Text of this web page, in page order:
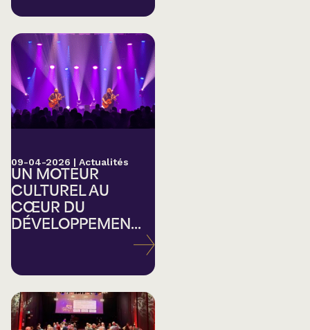
09-04-2026 | Actualités
UN MOTEUR
CULTUREL AU
CŒUR DU
DÉVELOPPEMEN...